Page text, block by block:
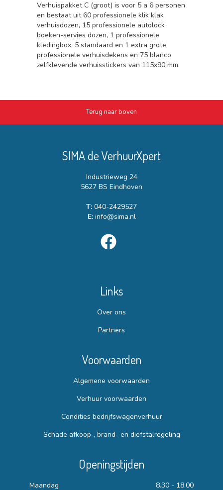
Verhuispakket C (groot) is voor 5 a 6 personen
en bestaat uit 60 professionele klik klak
verhuisdozen, 15 professionele autolock
boeken-servies dozen, 1 professionele
kledingbox, 5 standaard en 1 extra grote
professionele verhuisdekens en 75 blanco
zelfklevende verhuisstickers van 115x90 mm.
Terug naar boven
SIMA de VerhuurXpert
Industrieweg 24
5627 BS Eindhoven
T: 040-2429527
E: info@sima.nl
Links
Over ons
Partners
Voorwaarden
Algemene voorwaarden
Verhuur voorwaarden
Condities bedrijfswagenverhuur
Schade afkoop-, brand- en diefstalregeling
Openingstijden
Maandag 8.30 - 18.00